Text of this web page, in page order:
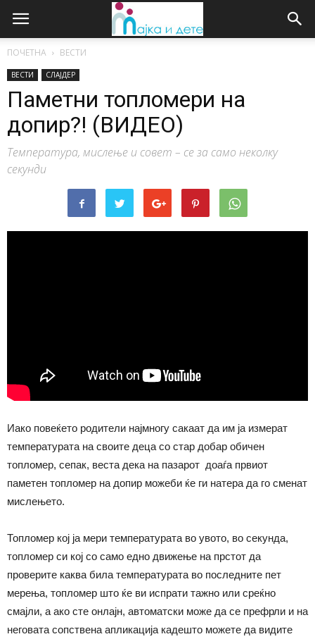
ПОЧЕТНА ВЕСТИ
ВЕСТИ СЛАЈДЕР
Паметни топломери на
допир?! (ВИДЕО)
Температура, мислење и совет – се за само неколку
секунди
Иако повеќето родители најмногу сакаат да им ја измерат
температурата на своите деца со стар добар обичен
топломер, сепак, веста дека на пазарот доаѓа првиот
паметен топломер на допир можеби ќе ги натера да го сменат
мислењето.
Топломер кој ја мери температурата во увото, во секунда,
топломер си кој со само едно движење на прстот да
проверите каква била температурата во последните пет
мерења, топломер што ќе ви испрати тажно или среќно
смајли, а ако сте онлајн, автоматски може да се префрли и на
неговата сопствена апликација кадешто можете да видите